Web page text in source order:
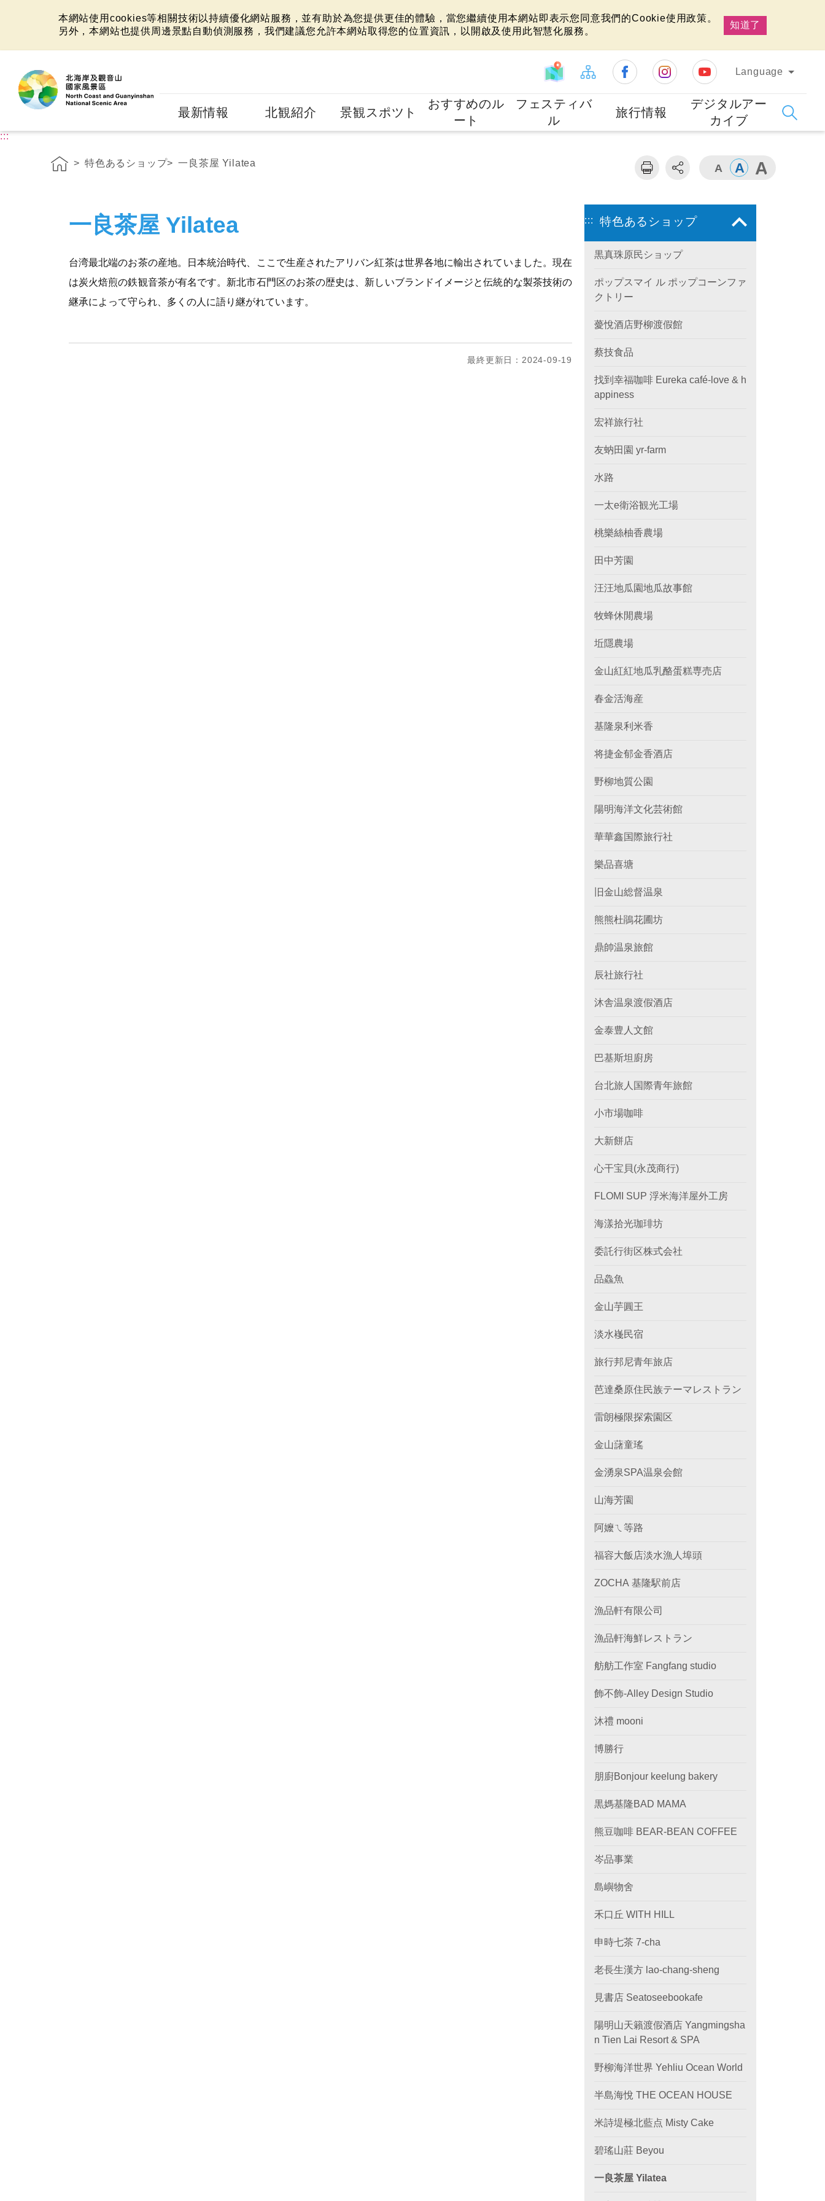
本網站使用cookies等相關技術以持續優化網站服務，並有助於為您提供更佳的體驗，當您繼續使用本網站即表示您同意我們的Cookie使用政策。
另外，本網站也提供周邊景點自動偵測服務，我們建議您允許本網站取得您的位置資訊，以開啟及使用此智慧化服務。
知道了
Language
最新情報 北観紹介 景観スポツト
おすすめのル
ート
フェスティバ
ル
旅行情報
デジタルアー
カイブ
:::
特色あるショップ 一良茶屋 Yilatea
一良茶屋 Yilatea
台湾最北端のお茶の産地。日本統治時代、ここで生産されたアリバン紅茶は世界各地に輸出されていました。現在
は炭火焙煎の鉄観音茶が有名です。新北市石門区のお茶の歴史は、新しいブランドイメージと伝統的な製茶技術の
継承によって守られ、多くの人に語り継がれています。
最終更新日：2024-09-19
::: 特色あるショップ
黒真珠原民ショップ
ポップスマイ ル ポップコーンファ
クトリー
薆悅酒店野柳渡假館
蔡技食品
找到幸福咖啡 Eureka café-love & h
appiness
宏祥旅行社
友蚋田園 yr-farm
水路
一太e衛浴観光工場
桃樂絲柚香農場
田中芳園
汪汪地瓜園地瓜故事館
牧蜂休閒農場
坵隱農場
金山紅紅地瓜乳酪蛋糕専売店
春金活海産
基隆泉利米香
将捷金郁金香酒店
野柳地質公園
陽明海洋文化芸術館
華華鑫国際旅行社
樂品喜塘
旧金山総督温泉
熊熊杜鵑花圃坊
鼎帥温泉旅館
辰社旅行社
沐舎温泉渡假酒店
金泰豊人文館
巴基斯坦廚房
台北旅人国際青年旅館
小市場咖啡
大新餅店
心干宝貝(永茂商行)
FLOMI SUP 浮米海洋屋外工房
海漾拾光珈琲坊
委託行街区株式会社
品鱻魚
金山芋圓王
淡水嶘民宿
旅行邦尼青年旅店
芭達桑原住民族テーマレストラン
雷朗極限探索園区
金山藷童瑤
金湧泉SPA温泉会館
山海芳園
阿嬤ㄟ等路
福容大飯店淡水漁人埠頭
ZOCHA 基隆駅前店
漁品軒有限公司
漁品軒海鮮レストラン
舫舫工作室 Fangfang studio
飾不飾-Alley Design Studio
沐禮 mooni
博勝行
朋廚Bonjour keelung bakery
黒媽基隆BAD MAMA
熊豆咖啡 BEAR-BEAN COFFEE
岑品事業
島嶼物舍
禾口丘 WITH HILL
申時七茶 7-cha
老長生漢方 lao-chang-sheng
見書店 Seatoseebookafe
陽明山天籟渡假酒店 Yangmingsha
n Tien Lai Resort & SPA
野柳海洋世界 Yehliu Ocean World
半島海悅 THE OCEAN HOUSE
米詩堤極北藍点 Misty Cake
碧瑤山莊 Beyou
一良茶屋 Yilatea